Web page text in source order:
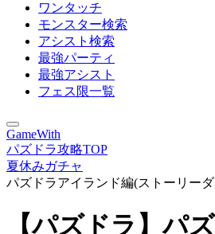
ワンタッチ
モンスター検索
アシスト検索
最強パーティ
最強アシスト
フェス限一覧
GameWith
パズドラ攻略TOP
夏休みガチャ
パズドラアイランド編(ストーリー
【パズドラ】パ